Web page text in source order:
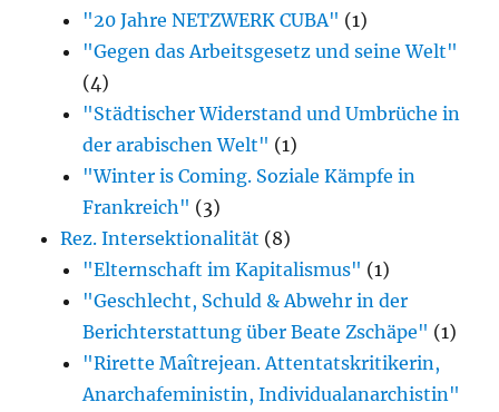
"20 Jahre NETZWERK CUBA" (1)
"Gegen das Arbeitsgesetz und seine Welt"
(4)
"Städtischer Widerstand und Umbrüche in
der arabischen Welt" (1)
"Winter is Coming. Soziale Kämpfe in
Frankreich" (3)
Rez. Intersektionalität (8)
"Elternschaft im Kapitalismus" (1)
"Geschlecht, Schuld & Abwehr in der
Berichterstattung über Beate Zschäpe" (1)
"Rirette Maîtrejean. Attentatskritikerin,
Anarcha­feministin, Individualanarchistin"